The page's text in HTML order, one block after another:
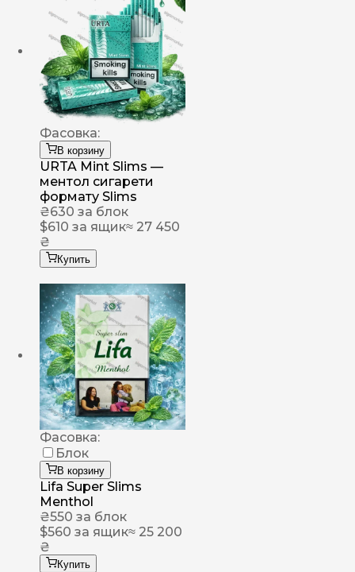
Фасовка:
В корзину
URTA Mint Slims —
ментол сигарети
формату Slims
₴630 за блок
$610 за ящик≈ 27 450
₴
Купить
Фасовка:
Блок
В корзину
Lifa Super Slims
Menthol
₴550 за блок
$560 за ящик≈ 25 200
₴
Купить